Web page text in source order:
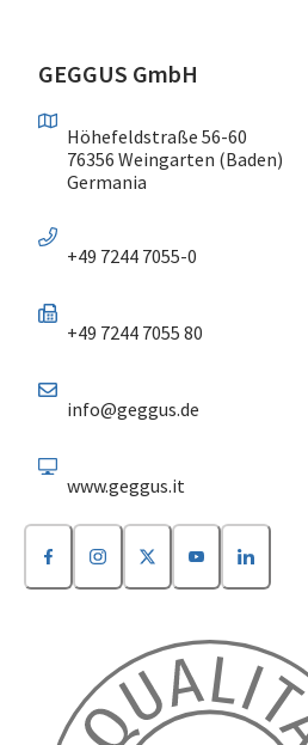
GEGGUS GmbH
Höhefeldstraße 56-60
76356 Weingarten (Baden)
Germania
+49 7244 7055-0
+49 7244 7055 80
info@geggus.de
www.geggus.it